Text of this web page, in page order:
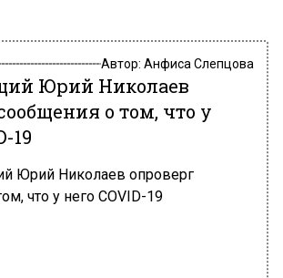
Автор: Анфиса Слепцова
Юрий Николаев
о том, что у
19